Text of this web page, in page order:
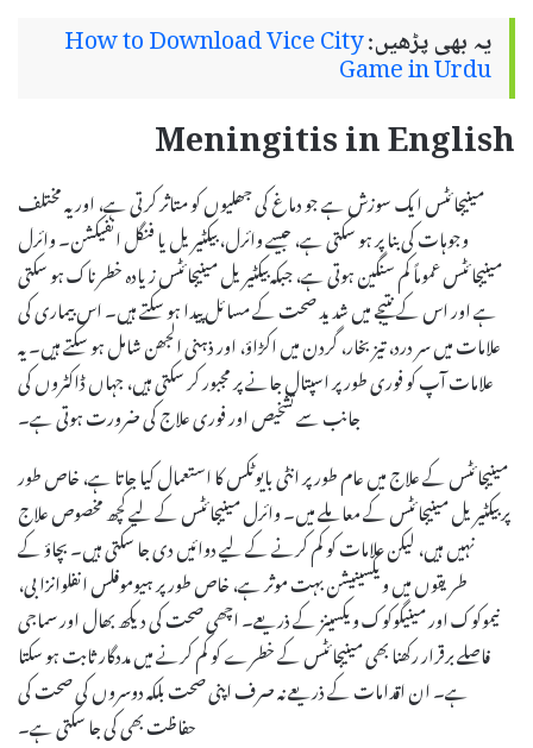
یہ بھی پڑھیں:How to Download Vice City
Game in Urdu
Meningitis in English
مینیجائٹس ایک سوزش ہے جو دماغ کی جھلیوں کو متاثر کرتی ہے، اور یہ مختلف
وجوہات کی بنا پر ہو سکتی ہے، جیسے وائرل، بیکٹیریل یا فنگل انفیکشن۔ وائرل
مینیجائٹس عموماً کم سنگین ہوتی ہے، جبکہ بیکٹیریل مینیجائٹس زیادہ خطرناک ہو سکتی
ہے اور اس کے نتیجے میں شدید صحت کے مسائل پیدا ہو سکتے ہیں۔ اس بیماری کی
علامات میں سر درد، تیز بخار، گردن میں اکڑاؤ، اور ذہنی الجھن شامل ہو سکتے ہیں۔ یہ
علامات آپ کو فوری طور پر اسپتال جانے پر مجبور کر سکتی ہیں، جہاں ڈاکٹروں کی
جانب سے تشخیص اور فوری علاج کی ضرورت ہوتی ہے۔
مینیجائٹس کے علاج میں عام طور پر انٹی بایوٹکس کا استعمال کیا جاتا ہے، خاص طور
پر بیکٹیریل مینیجائٹس کے معاملے میں۔ وائرل مینیجائٹس کے لیے کچھ مخصوص علاج
نہیں ہیں، لیکن علامات کو کم کرنے کے لیے دوائیں دی جا سکتی ہیں۔ بچاؤ کے
طریقوں میں ویکسینیشن بہت موثر ہے، خاص طور پر ہیوموفلس انفلوانزا بی،
نیموکوک اور مینیگوکوک ویکسینز کے ذریعے۔ اچھی صحت کی دیکھ بھال اور سماجی
فاصلے برقرار رکھنا بھی مینیجائٹس کے خطرے کو کم کرنے میں مددگار ثابت ہو سکتا
ہے۔ ان اقدامات کے ذریعے نہ صرف اپنی صحت بلکہ دوسروں کی صحت کی
حفاظت بھی کی جا سکتی ہے۔